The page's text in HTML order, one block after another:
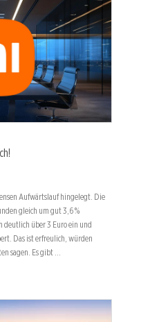
Aufwärtslauf hingelegt. Die
gleich um gut 3,6 %
über 3 Euro ein und
Das ist erfreulich, würden
sagen. Es gibt …